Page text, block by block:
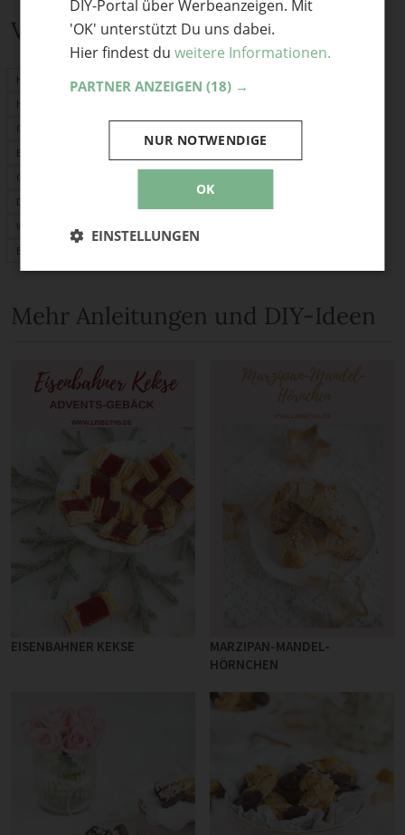
Verwandte Themen
Herbstdeko
Herbstblätter
Garten
Basteln mit Kindern
Geschenke
Deko
Weihnachtsdeko
Basteln
Mehr Anleitungen und DIY-Ideen
EISENBAHNER KEKSE
MARZIPAN-MANDEL-
HÖRNCHEN
DIY-Portal über Werbeanzeigen. Mit
'OK' unterstützt Du uns dabei.
Hier findest du weitere Informationen.
PARTNER ANZEIGEN (18) →
OK
NUR NOTWENDIGE
EINSTELLUNGEN